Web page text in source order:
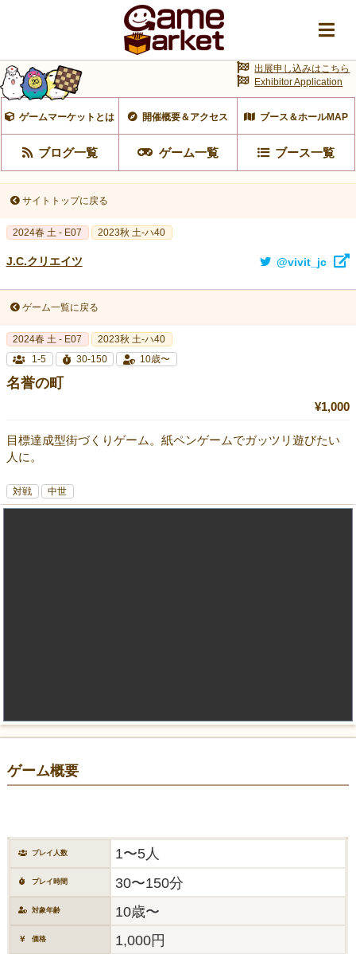
ゲームマーケットとは 開催概要＆アクセス ブース＆ホールMAP
ブログ一覧 ゲーム一覧 ブース一覧
出展申し込みはこちら
Exhibitor Application
サイトトップに戻る
2024春 土 - E07 2023秋 土-ハ40
J.C.クリエイツ @vivit_jc
ゲーム一覧に戻る
2024春 土 - E07
2023秋 土-ハ40
1-5
30-150 10歳〜
名誉の町
¥1,000
目標達成型街づくりゲーム。紙ペンゲームでガッツリ遊びたい
人に。
対戦 中世
ゲーム概要
プレイ人数 1〜5人
プレイ時間 30〜150分
対象年齢 10歳〜
価格 1,000円